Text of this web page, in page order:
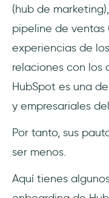
(hub de
pipeline de ventas
experiencias de
relaciones con los
HubSpot es una
y empresariales
Por tanto, sus
ser menos.
Aquí tienes